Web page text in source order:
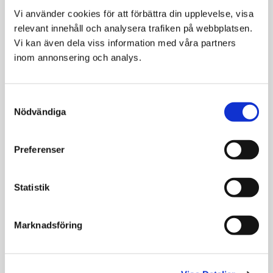
Vi använder cookies för att förbättra din upplevelse, visa
relevant innehåll och analysera trafiken på webbplatsen.
Vi kan även dela viss information med våra partners
inom annonsering och analys.
Selection
Nödvändiga
Preferenser
Statistik
Marknadsföring
Med stärkelse och höga fibernivåer för en
långsam glukosfrisättning är denna diet även
lämplig för katter med diabetes.
Det höga fiberinnehållet gör även dieten lämplig
Relaterade produkter